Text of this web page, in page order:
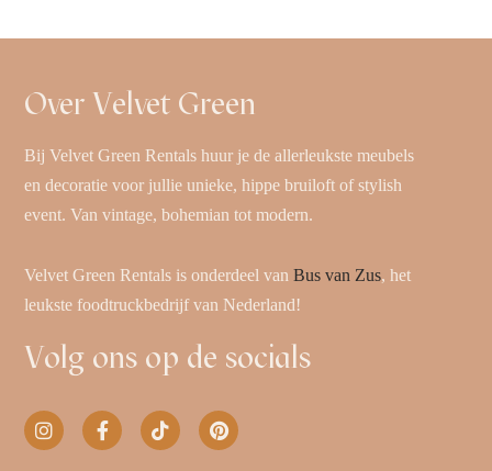
Over Velvet Green
Bij Velvet Green Rentals huur je de allerleukste meubels
en decoratie voor jullie unieke, hippe bruiloft of stylish
event. Van vintage, bohemian tot modern.
Velvet Green Rentals is onderdeel vanBus van Zus, het
leukste foodtruckbedrijf van Nederland!
Volg ons op de socials